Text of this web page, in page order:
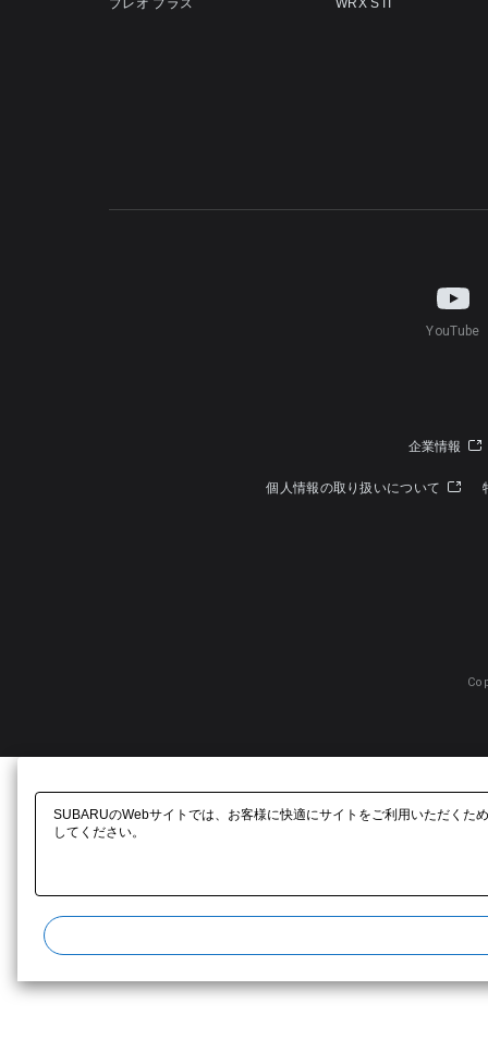
プレオ プラス WRX STI
YouTube
企業情報
個人情報の取り扱いについて
SUBARUのWebサイトでは、お客様に快適にサイトをご利用いただく
してください。​